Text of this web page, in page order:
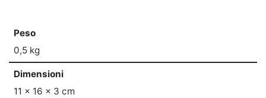
Peso
0,5 kg
Dimensioni
11 × 16 × 3 cm